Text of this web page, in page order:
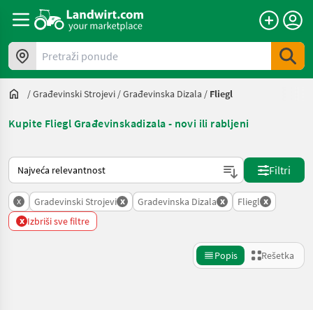
Pretraži ponude
/Građevinski Strojevi /Građevinska Dizala / Fliegl
Kupite Fliegl Građevinskadizala - novi ili rabljeni
Tako se sortira na Landwirt.com
Filtri
x Gradevinski Strojevi x Gradevinska Dizala x Fliegl x
x Izbriši sve filtre
Popis Rešetka